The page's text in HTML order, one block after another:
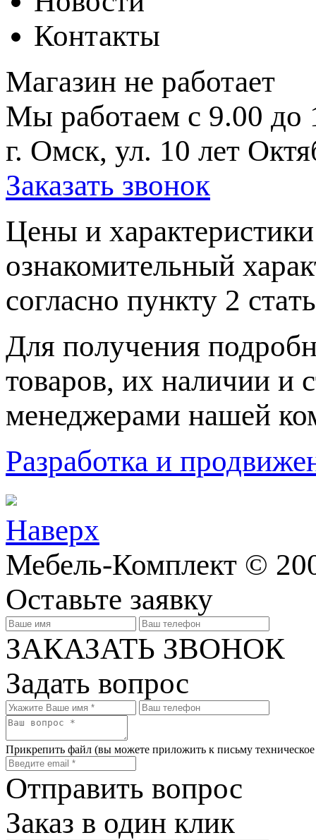
Контакты
Магазин не работает
Мы работаем с 9.00 до
г. Омск, ул. 10 лет
Заказать звонок
Цeны и
ознакомительный
согласно пункту 2
Для пoлучения
товaров, их нaличии и
менеджерами нашей
Разработка и
Наверх
Мебель-Комплект ©
Оставьте заявку
ЗАКАЗАТЬ ЗВОНОК
Задать вопрос
Прикрепить файл (вы можете приложить к письму
Отправить вопрос
Заказ в один клик